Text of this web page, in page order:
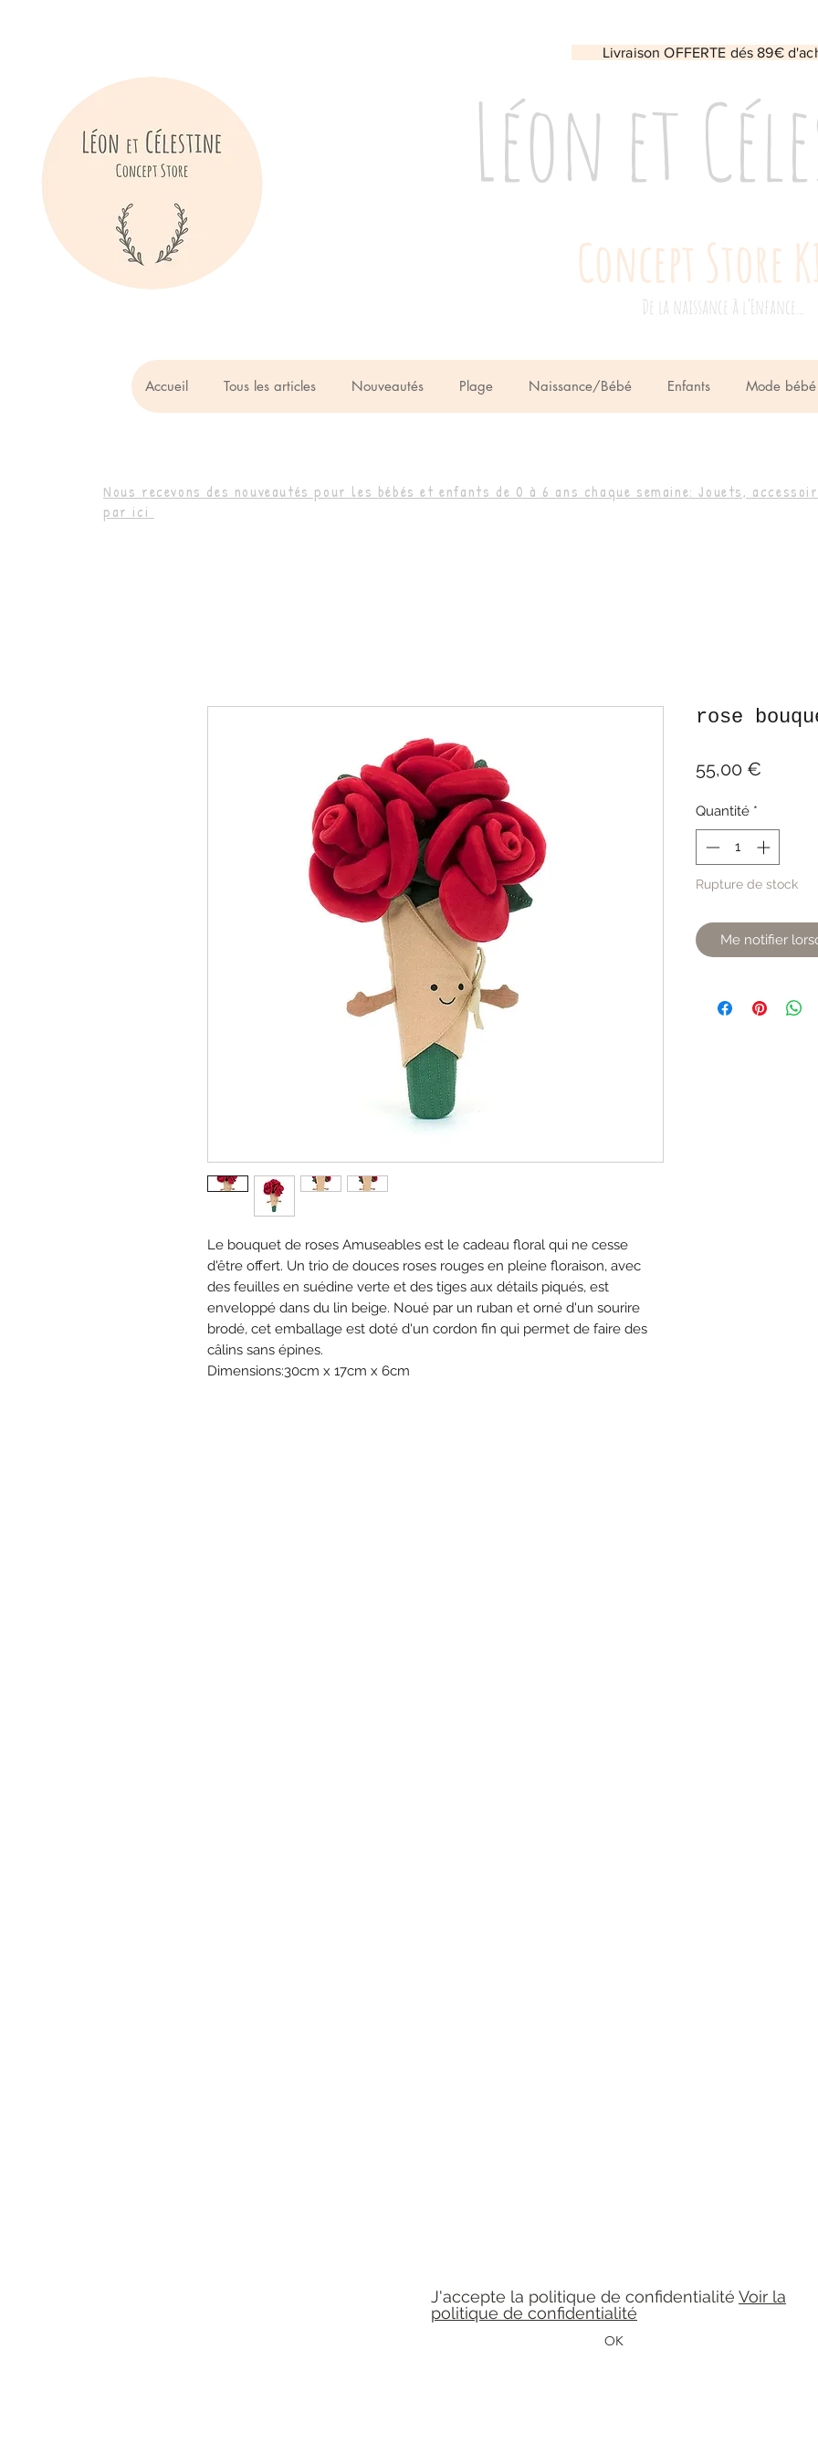
Livraison OFFERTE dés 89€
Léon et
Concept Store
De la naissance à l’Enfance...
Accueil Tous les articles Nouveautés Plage Naissance/Bébé Enfants Mode
Nous recevons des nouveautés pour les bébés et enfants de 0 à 6 ans chaque semaine: Jouets,
par ici
Le bouquet de roses Amuseables est le cadeau floral qui ne cesse
d'être offert. Un trio de douces roses rouges en pleine floraison, avec
des feuilles en suédine verte et des tiges aux détails piqués, est
enveloppé dans du lin beige. Noué par un ruban et orné d'un sourire
brodé, cet emballage est doté d'un cordon fin qui permet de faire des
câlins sans épines.
Dimensions:30cm x 17cm x 6cm
rose
55,00 €
Quantité *
Rupture de stock
Me notifier
J'accepte la politique de confidentialité Voir la
politique de confidentialité
OK